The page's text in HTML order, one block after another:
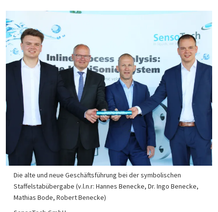
Die alte und neue Geschäftsführung bei der symbolischen
Staffelstabübergabe (v.l.n.r: Hannes Benecke, Dr. Ingo Benecke,
Mathias Bode, Robert Benecke)